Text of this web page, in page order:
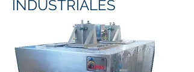
INDUSTRIALES